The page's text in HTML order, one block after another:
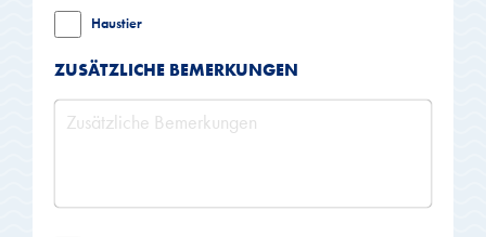
Haustier
ZUSÄTZLICHE BEMERKUNGEN